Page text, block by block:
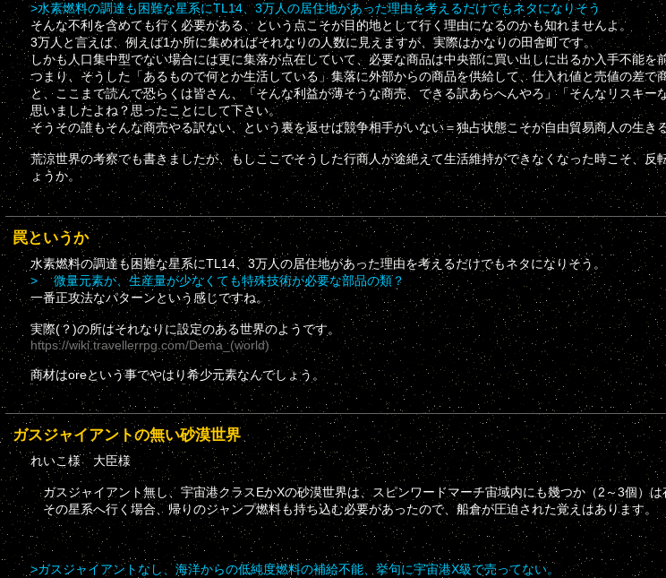
>水素燃料の調達も困難な星系にTL14、3万人の居住地があった理由を考えるだけでもネタになりそう
そんな不利を含めても行く必要がある、という点こそが目的地として行く理由になるのかも知れませんよ。
3万人と言えば、例えば1か所に集めればそれなりの人数に見えますが、実際はかなりの田舎町です。
しかも人口集中型でない場合には更に集落が点在していて、必要な商品は中央部に買い出しに出るか入手不能を
つまり、そうした「あるもので何とか生活している」集落に外部からの商品を供給して、仕入れ値と売値の差
と、ここまで読んで恐らくは皆さん、「そんな利益が薄そうな商売、できる訳あらへんやろ」「そんなリスキ
思いましたよね？思ったことにして下さい。
そうその誰もそんな商売やる訳ない、という裏を返せば競争相手がいない＝独占状態こそが自由貿易商人の生き
荒涼世界の考察でも書きましたが、もしここでそうした行商人が途絶えて生活維持ができなくなった時こそ、
ょうか。
罠というか
水素燃料の調達も困難な星系にTL14、3万人の居住地があった理由を考えるだけでもネタになりそう。
> 微量元素か、生産量が少なくても特殊技術が必要な部品の類？
一番正攻法なパターンという感じですね。
実際(？)の所はそれなりに設定のある世界のようです。
https://wiki.travellerrpg.com/Dema_(world)
商材はoreという事でやはり希少元素なんでしょう。
ガスジャイアントの無い砂漠世界
れいこ様 大臣様
ガスジャイアント無し、宇宙港クラスEかXの砂漠世界は、スピンワードマーチ宙域内にも幾つか（2～3個）は
その星系へ行く場合、帰りのジャンプ燃料も持ち込む必要があったので、船倉が圧迫された覚えはあります。
>ガスジャイアントなし、海洋からの低純度燃料の補給不能、挙句に宇宙港X級で売ってない。